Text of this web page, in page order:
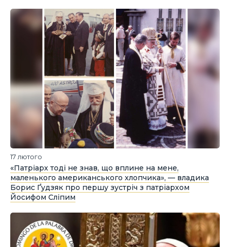
17 лютого
«Патріарх тоді не знав, що вплине на мене,
маленького американського хлопчика», — владика
Борис Ґудзяк про першу зустріч з патріархом
Йосифом Сліпим